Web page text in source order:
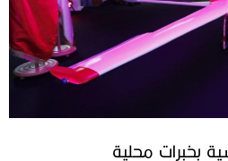
بخبرات محلية